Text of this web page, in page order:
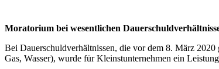
Moratorium bei wesentlichen
Bei Dauerschuldverhältnissen, die vor dem 8. März
Gas, Wasser), wurde für Kleinstunternehmen ein